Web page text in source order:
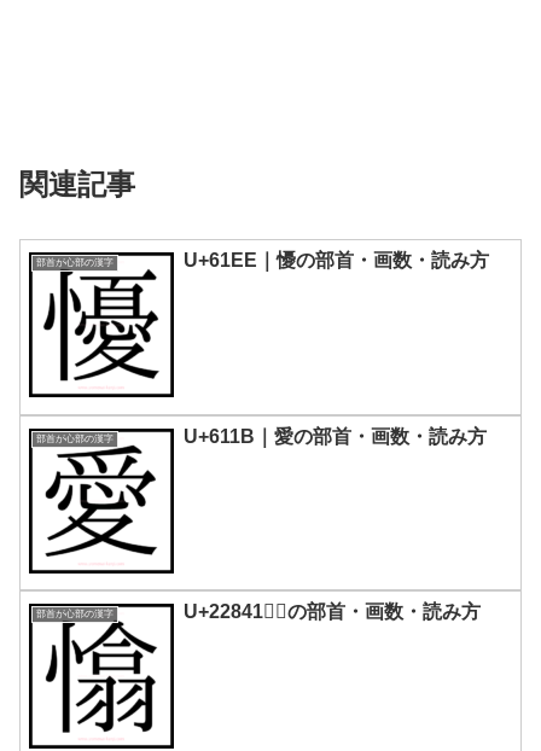
関連記事
部首が心部の漢字 U+61EE｜懮の部首・画数・読み方
部首が心部の漢字 U+611B｜愛󠄂の部首・画数・読み方
部首が心部の漢字 U+22841｜𢡁の部首・画数・読み方